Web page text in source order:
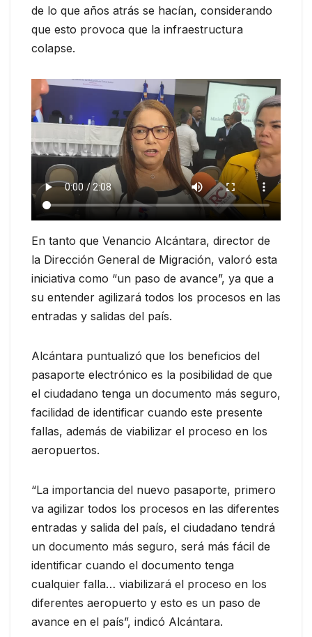
de lo que años atrás se hacían, considerando
que esto provoca que la infraestructura
colapse.
En tanto que Venancio Alcántara, director de
la Dirección General de Migración, valoró esta
iniciativa como “un paso de avance”, ya que a
su entender agilizará todos los procesos en las
entradas y salidas del país.
Alcántara puntualizó que los beneficios del
pasaporte electrónico es la posibilidad de que
el ciudadano tenga un documento más seguro,
facilidad de identificar cuando este presente
fallas, además de viabilizar el proceso en los
aeropuertos.
“La importancia del nuevo pasaporte, primero
va agilizar todos los procesos en las diferentes
entradas y salida del país, el ciudadano tendrá
un documento más seguro, será más fácil de
identificar cuando el documento tenga
cualquier falla… viabilizará el proceso en los
diferentes aeropuerto y esto es un paso de
avance en el país”, indicó Alcántara.